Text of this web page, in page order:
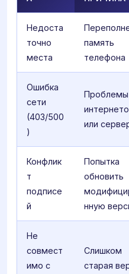
Недоста
точно
места
память
телефона
Ошибка
сети
(403/500
)
или
Конфлик
т
подписе
й
Попытка
обновить
нную
Не
совмест
имо с
Слишком
старая